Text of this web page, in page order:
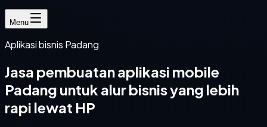
Menu
Aplikasi bisnis Padang
Jasa pembuatan aplikasi mobile
Padang untuk alur bisnis yang lebih
rapi lewat HP